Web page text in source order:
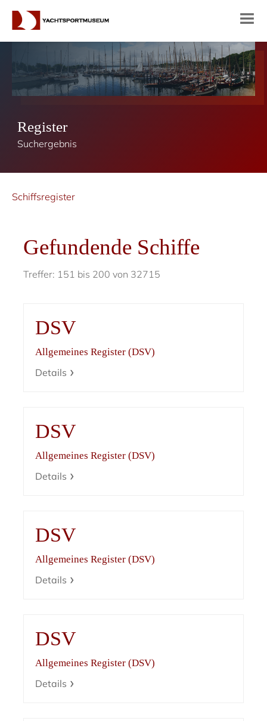
Register
Suchergebnis
Schiffsregister
Gefundende Schiffe
Treffer: 151 bis 200 von 32715
DSV
Allgemeines Register (DSV)
Details
DSV
Allgemeines Register (DSV)
Details
DSV
Allgemeines Register (DSV)
Details
DSV
Allgemeines Register (DSV)
Details